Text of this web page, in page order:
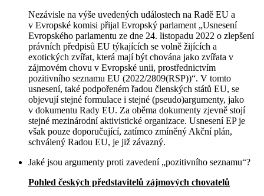
Nezávisle na výše uvedených událostech na Radě EU a
v Evropské komisi přijal Evropský parlament „Usnesení
Evropského parlamentu ze dne 24. listopadu 2022 o zlepšení
právních předpisů EU týkajících se volně žijících a
exotických zvířat, která mají být chována jako zvířata v
zájmovém chovu v Evropské unii, prostřednictvím
pozitivního seznamu EU (2022/2809(RSP))“. V tomto
usnesení, také podpořeném řadou členských států EU, se
objevují stejné formulace i stejné (pseudo)argumenty, jako
v dokumentu Rady EU. Za oběma dokumenty zjevně stojí
stejné mezinárodní aktivistické organizace. Usnesení EP je
však pouze doporučující, zatímco zmíněný Akční plán,
schválený Radou EU, je již závazný.
Jaké jsou argumenty proti zavedení „pozitivního seznamu“?
Pohled českých představitelů zájmových chovatelů